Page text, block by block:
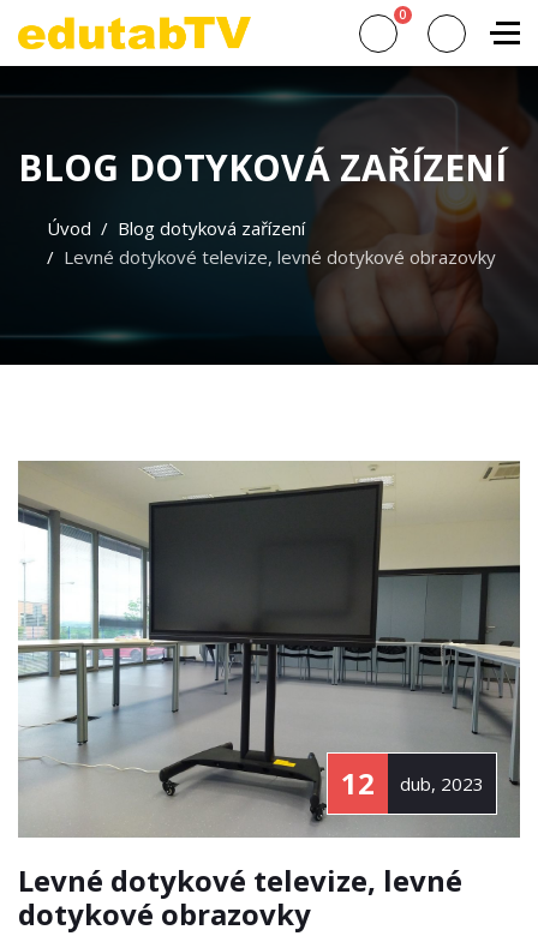
0
BLOG DOTYKOVÁ ZAŘÍZENÍ
Úvod
Blog dotyková zařízení
Levné dotykové televize, levné dotykové obrazovky
12 dub, 2023
Levné dotykové televize, levné
dotykové obrazovky